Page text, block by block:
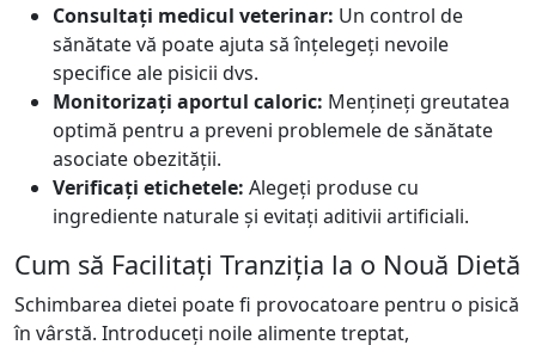
Consultați medicul veterinar: Un control de
sănătate vă poate ajuta să înțelegeți nevoile
specifice ale pisicii dvs.
Monitorizați aportul caloric: Mențineți greutatea
optimă pentru a preveni problemele de sănătate
asociate obezității.
Verificați etichetele: Alegeți produse cu
ingrediente naturale și evitați aditivii artificiali.
Cum să Facilitați Tranziția la o Nouă Dietă
Schimbarea dietei poate fi provocatoare pentru o pisică
în vârstă. Introduceți noile alimente treptat,